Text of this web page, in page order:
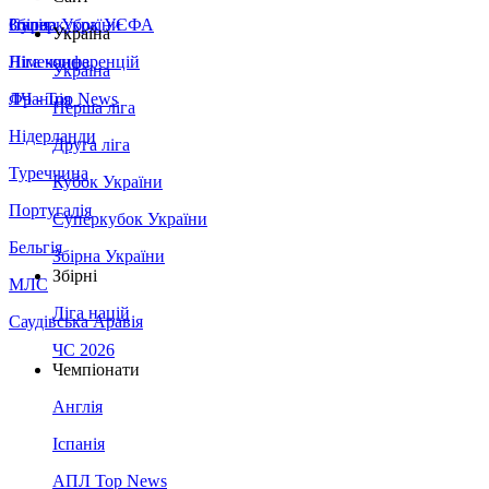
Збірна України
Італія
Німеччина
Франція
Нідерланди
Туреччина
Португалія
Бельгія
МЛС
Саудівська Аравія
Суперкубок УЄФА
Ліга конференцій
ЛЧ - Top News
Україна
Україна
Перша ліга
Друга ліга
Кубок України
Суперкубок України
Збірна України
Збірні
Ліга націй
ЧС 2026
Чемпіонати
Англія
Іспанія
АПЛ Top News